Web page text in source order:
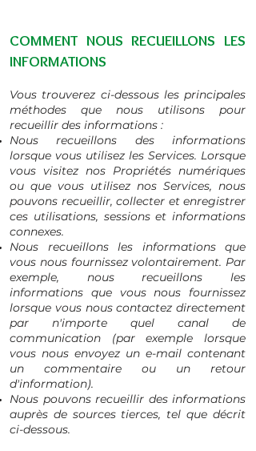
COMMENT NOUS RECUEILLONS LES
INFORMATIONS
Vous trouverez ci-dessous les principales
méthodes que nous utilisons pour
recueillir des informations :
Nous recueillons des informations
lorsque vous utilisez les Services. Lorsque
vous visitez nos Propriétés numériques
ou que vous utilisez nos Services, nous
pouvons recueillir, collecter et enregistrer
ces utilisations, sessions et informations
connexes.
Nous recueillons les informations que
vous nous fournissez volontairement. Par
exemple, nous recueillons les
informations que vous nous fournissez
lorsque vous nous contactez directement
par n'importe quel canal de
communication (par exemple lorsque
vous nous envoyez un e-mail contenant
un commentaire ou un retour
d'information).
Nous pouvons recueillir des informations
auprès de sources tierces, tel que décrit
ci-dessous.